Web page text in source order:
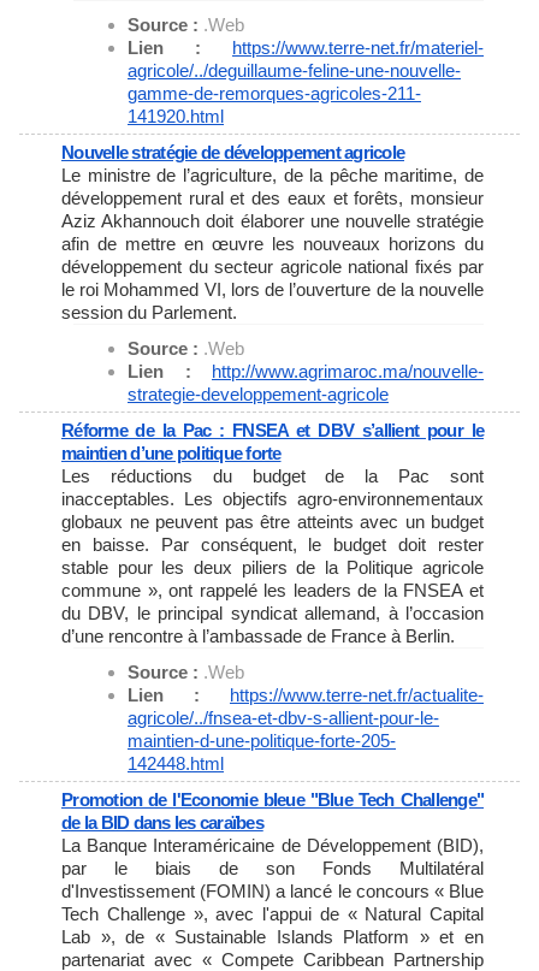
Source : .Web
Lien : https://www.terre-net.fr/materiel-
agricole/../deguillaume-feline-une-nouvelle-
gamme-de-remorques-agricoles-211-
141920.html
Nouvelle stratégie de développement agricole
Le ministre de l’agriculture, de la pêche maritime, de
développement rural et des eaux et forêts, monsieur
Aziz Akhannouch doit élaborer une nouvelle stratégie
afin de mettre en œuvre les nouveaux horizons du
développement du secteur agricole national fixés par
le roi Mohammed VI, lors de l’ouverture de la nouvelle
session du Parlement.
Source : .Web
Lien : http://www.agrimaroc.ma/nouvelle-
strategie-developpement-agricole
Réforme de la Pac : FNSEA et DBV s’allient pour le
maintien d’une politique forte
Les réductions du budget de la Pac sont
inacceptables. Les objectifs agro-environnementaux
globaux ne peuvent pas être atteints avec un budget
en baisse. Par conséquent, le budget doit rester
stable pour les deux piliers de la Politique agricole
commune », ont rappelé les leaders de la FNSEA et
du DBV, le principal syndicat allemand, à l’occasion
d’une rencontre à l’ambassade de France à Berlin.
Source : .Web
Lien : https://www.terre-net.fr/actualite-
agricole/../fnsea-et-dbv-s-allient-pour-le-
maintien-d-une-politique-forte-205-
142448.html
Promotion de l'Economie bleue "Blue Tech Challenge"
de la BID dans les caraïbes
La Banque Interaméricaine de Développement (BID),
par le biais de son Fonds Multilatéral
d'Investissement (FOMIN) a lancé le concours « Blue
Tech Challenge », avec l'appui de « Natural Capital
Lab », de « Sustainable Islands Platform » et en
partenariat avec « Compete Caribbean Partnership